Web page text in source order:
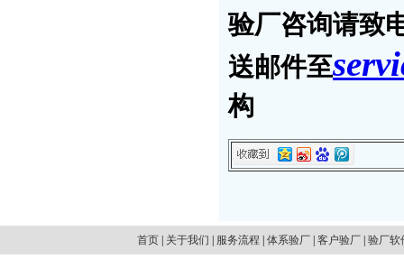
验厂咨询请致
送邮件至
构
首页| 关于我们 服务流程 体系验厂| 客户验厂| 验厂软